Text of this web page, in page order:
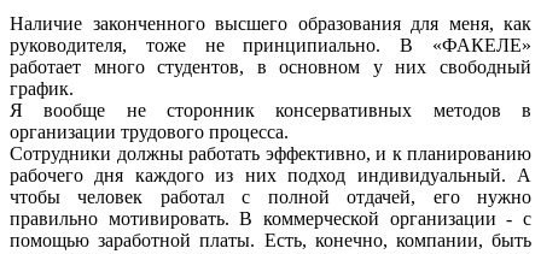
Наличие законченного высшего образования для меня, как
руководителя, тоже не принципиально. В «ФАКЕЛЕ»
работает много студентов, в основном у них свободный
график.
Я вообще не сторонник консервативных методов в
организации трудового процесса.
Сотрудники должны работать эффективно, и к планированию
рабочего дня каждого из них подход индивидуальный. А
чтобы человек работал с полной отдачей, его нужно
правильно мотивировать. В коммерческой организации - с
помощью заработной платы. Есть, конечно, компании, быть